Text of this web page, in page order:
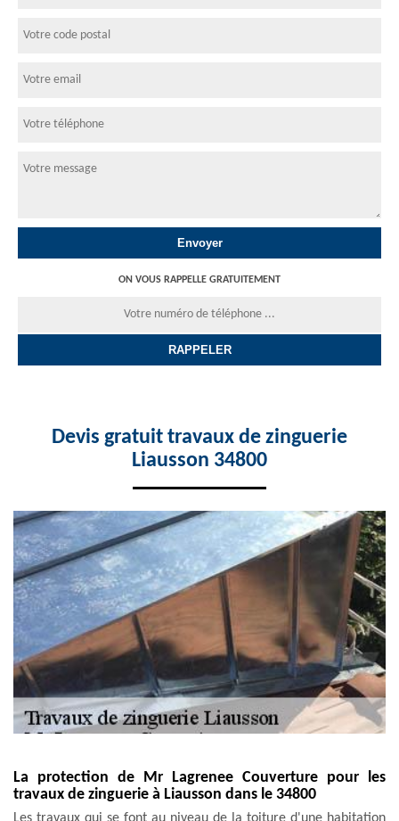
ON VOUS RAPPELLE GRATUITEMENT
Devis gratuit travaux de zinguerie
Liausson 34800
La protection de Mr Lagrenee Couverture pour les
travaux de zinguerie à Liausson dans le 34800
Les travaux qui se font au niveau de la toiture d'une habitation